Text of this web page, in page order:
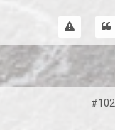
#102